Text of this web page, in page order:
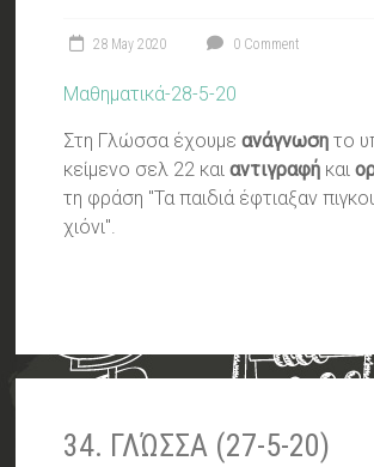
28 May 2020 0 Comment
Μαθηματικά-28-5-20
Στη Γλώσσα έχουμεανάγνωση το
κείμενο σελ 22 καιαντιγραφή και
τη φράση "Τα παιδιά έφτιαξαν
χιόνι".
34. ΓΛΏΣΣΑ (27-5-20)